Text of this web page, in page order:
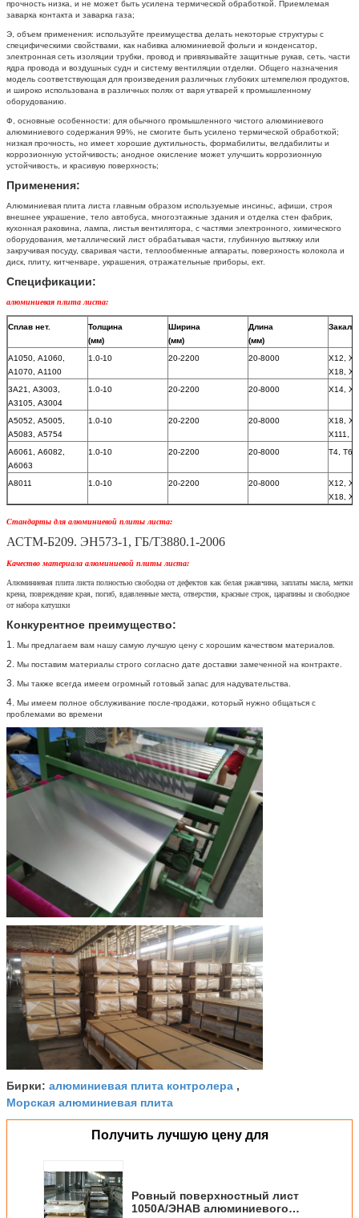
прочность низка, и не может быть усилена термической обработкой. Приемлемая
заварка контакта и заварка газа;
Э, объем применения: используйте преимущества делать некоторые структуры с
специфическими свойствами, как набивка алюминиевой фольги и конденсатор,
электронная сеть изоляции трубки, провод и привязывайте защитные рукав, сеть, части
ядра провода и воздушных судн и систему вентиляции отделки. Общего назначения
модель соответствующая для произведения различных глубоких штемпелюя продуктов,
и широко использована в различных полях от варя утварей к промышленному
оборудованию.
Ф, основные особенности: для обычного промышленного чистого алюминиевого
алюминиевого содержания 99%, не смогите быть усилено термической обработкой;
низкая прочность, но имеет хорошие дуктильность, формабилиты, велдабилиты и
коррозионную устойчивость; анодное окисление может улучшить коррозионную
устойчивость, и красивую поверхность;
Применения:
Алюминиевая плита листа главным образом используемые инсиньс, афиши, строя
внешнее украшение, тело автобуса, многоэтажные здания и отделка стен фабрик,
кухонная раковина, лампа, листья вентилятора, с частями электронного, химического
оборудования, металлический лист обрабатывая части, глубинную вытяжку или
закручивая посуду, сваривая части, теплообменные аппараты, поверхность колокола и
диск, плиту, китченваре, украшения, отражательные приборы, ект.
Спецификации:
алюминиевая плита листа:
Сплав нет.
Толщина
(мм)
Ширина
(мм)
Длина
(мм)
Закал
А1050, А1060,
А1070, А1100
1.0-10 20-2200 20-8000
Х12,
Х18,
3А21, А3003,
А3105, А3004
1.0-10 20-2200 20-8000 Х14,
А5052, А5005,
А5083, А5754
1.0-10 20-2200 20-8000
Х18,
Х111,
А6061, А6082,
А6063
1.0-10 20-2200 20-8000 Т4, Т6,
А8011 1.0-10 20-2200 20-8000
Х12,
Х18,
Стандарты для алюминиевой плиты листа:
АСТМ-Б209. ЭН573-1, ГБ/Т3880.1-2006
Качество материала алюминиевой плиты листа:
Алюминиевая плита листа полностью свободна от дефектов как белая ржавчина, заплаты масла, метки
крена, повреждение края, погиб, вдавленные места, отверстия, красные строк, царапины и свободное
от набора катушки
Конкурентное преимущество:
1. Мы предлагаем вам нашу самую лучшую цену с хорошим качеством материалов.
2. Мы поставим материалы строго согласно дате доставки замеченной на контракте.
3. Мы также всегда имеем огромный готовый запас для надувательства.
4. Мы имеем полное обслуживание после-продажи, который нужно общаться с
проблемами во времени
Бирки: алюминиевая плита контролера ,
Морская алюминиевая плита
Получить лучшую цену для
Ровный поверхностный лист
1050А/ЭНАВ алюминиевого